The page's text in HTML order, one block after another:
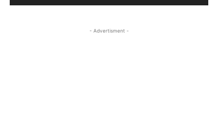
- Advertisment -